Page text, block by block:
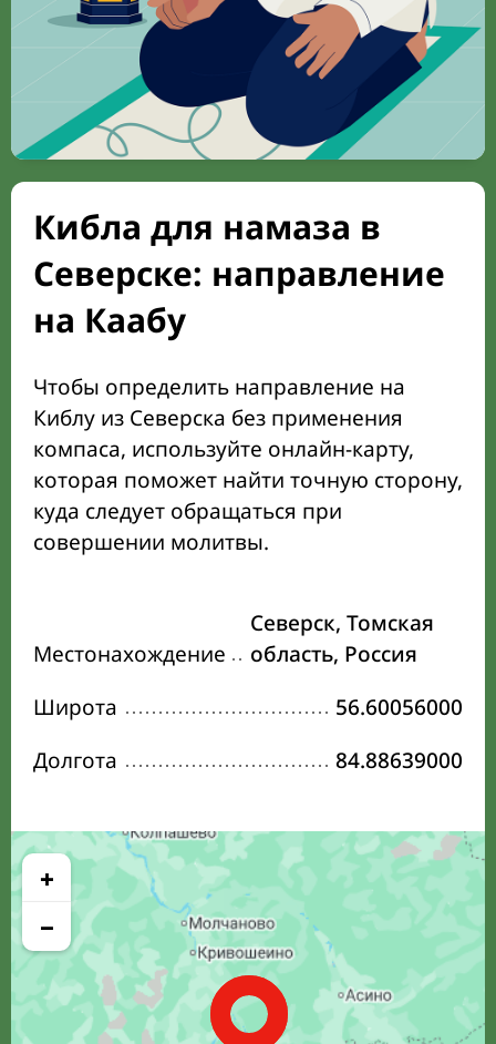
Кибла для намаза в
Северске: направление
на Каабу
Чтобы определить направление на
Киблу из Северска без применения
компаса, используйте онлайн-карту,
которая поможет найти точную сторону,
куда следует обращаться при
совершении молитвы.
Местонахождение
Северск, Томская
область, Россия
Широта
56.60056000
Долгота
84.88639000
+
−